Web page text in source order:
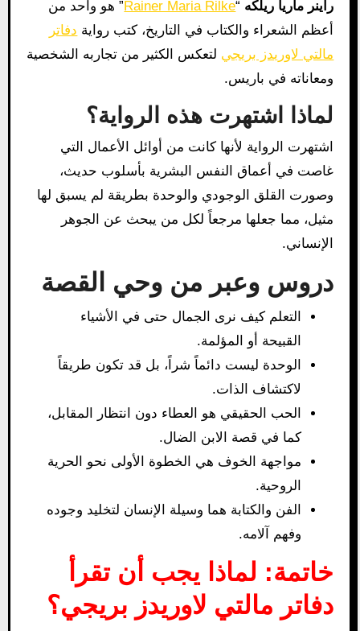
راينر ماريا ريلكه “
Rainer Maria Rilke” هو واحد من
أعظم الشعراء والكتاب في التاريخ، كتب رواية دفاتر
مالتي لاوريدز بريجي لتعكس الكثير من تجاربه الشخصية
ومعاناته في باريس.
لماذا اشتهرت هذه الرواية؟
اشتهرت الرواية لأنها كانت من أوائل الأعمال التي
غاصت في أعماق النفس البشرية بأسلوب حديث،
وصورت القلق الوجودي والوحدة بطريقة لم يسبق لها
مثيل، مما جعلها مرجعاً لكل من يبحث عن الجوهر
الإنساني.
دروس وعبر من وحي القصة
التعلم كيف نرى الجمال حتى في الأشياء
القبيحة أو المؤلمة.
الوحدة ليست دائماً شراً، بل قد تكون طريقاً
لاكتشاف الذات.
الحب الحقيقي هو العطاء دون انتظار المقابل،
كما في قصة الابن الضال.
مواجهة الخوف هي الخطوة الأولى نحو الحرية
الروحية.
الفن والكتابة هما وسيلة الإنسان لتخليد وجوده
وفهم آلامه.
خاتمة: لماذا يجب أن تقرأ
دفاتر مالتي لاوريدز بريجي؟